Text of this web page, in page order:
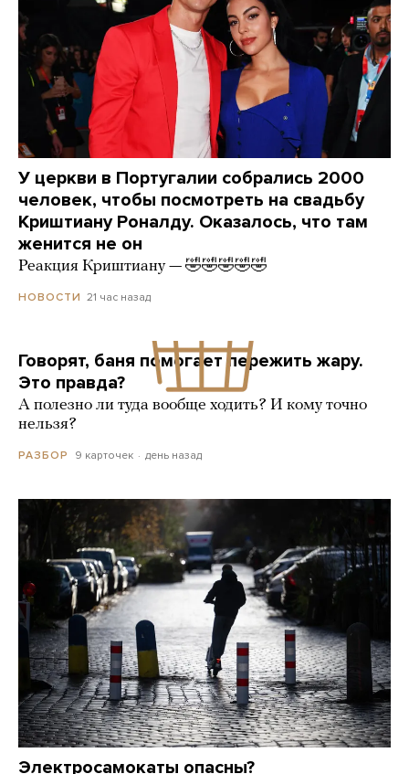
У церкви в Португалии собрались 2000
человек, чтобы посмотреть на свадьбу
Криштиану Роналду. Оказалось, что там
женится не он
Реакция Криштиану — 🤣🤣🤣🤣🤣
НОВОСТИ 21 час назад
Говорят, баня помогает пережить жару.
Это правда?
А полезно ли туда вообще ходить? И кому точно
нельзя?
РАЗБОР 9 карточек день назад
Электросамокаты опасны?